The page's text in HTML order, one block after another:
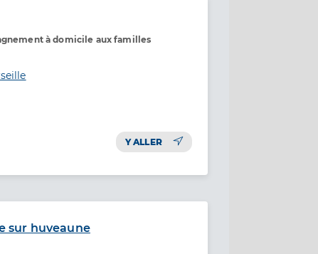
à domicile aux familles
Y ALLER
sur huveaune